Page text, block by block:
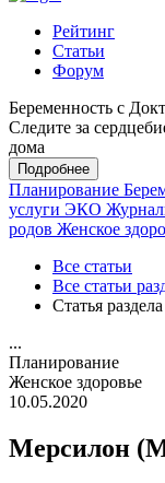
Рейтинг
Статьи
Форум
Беременность с
Следите за
дома
Подробнее
Планирование
услуги ЭКО
родов Женское
Все статьи
Все статьи
Статья
...
Планирование
Женское здоровье
10.05.2020
Мерсилон